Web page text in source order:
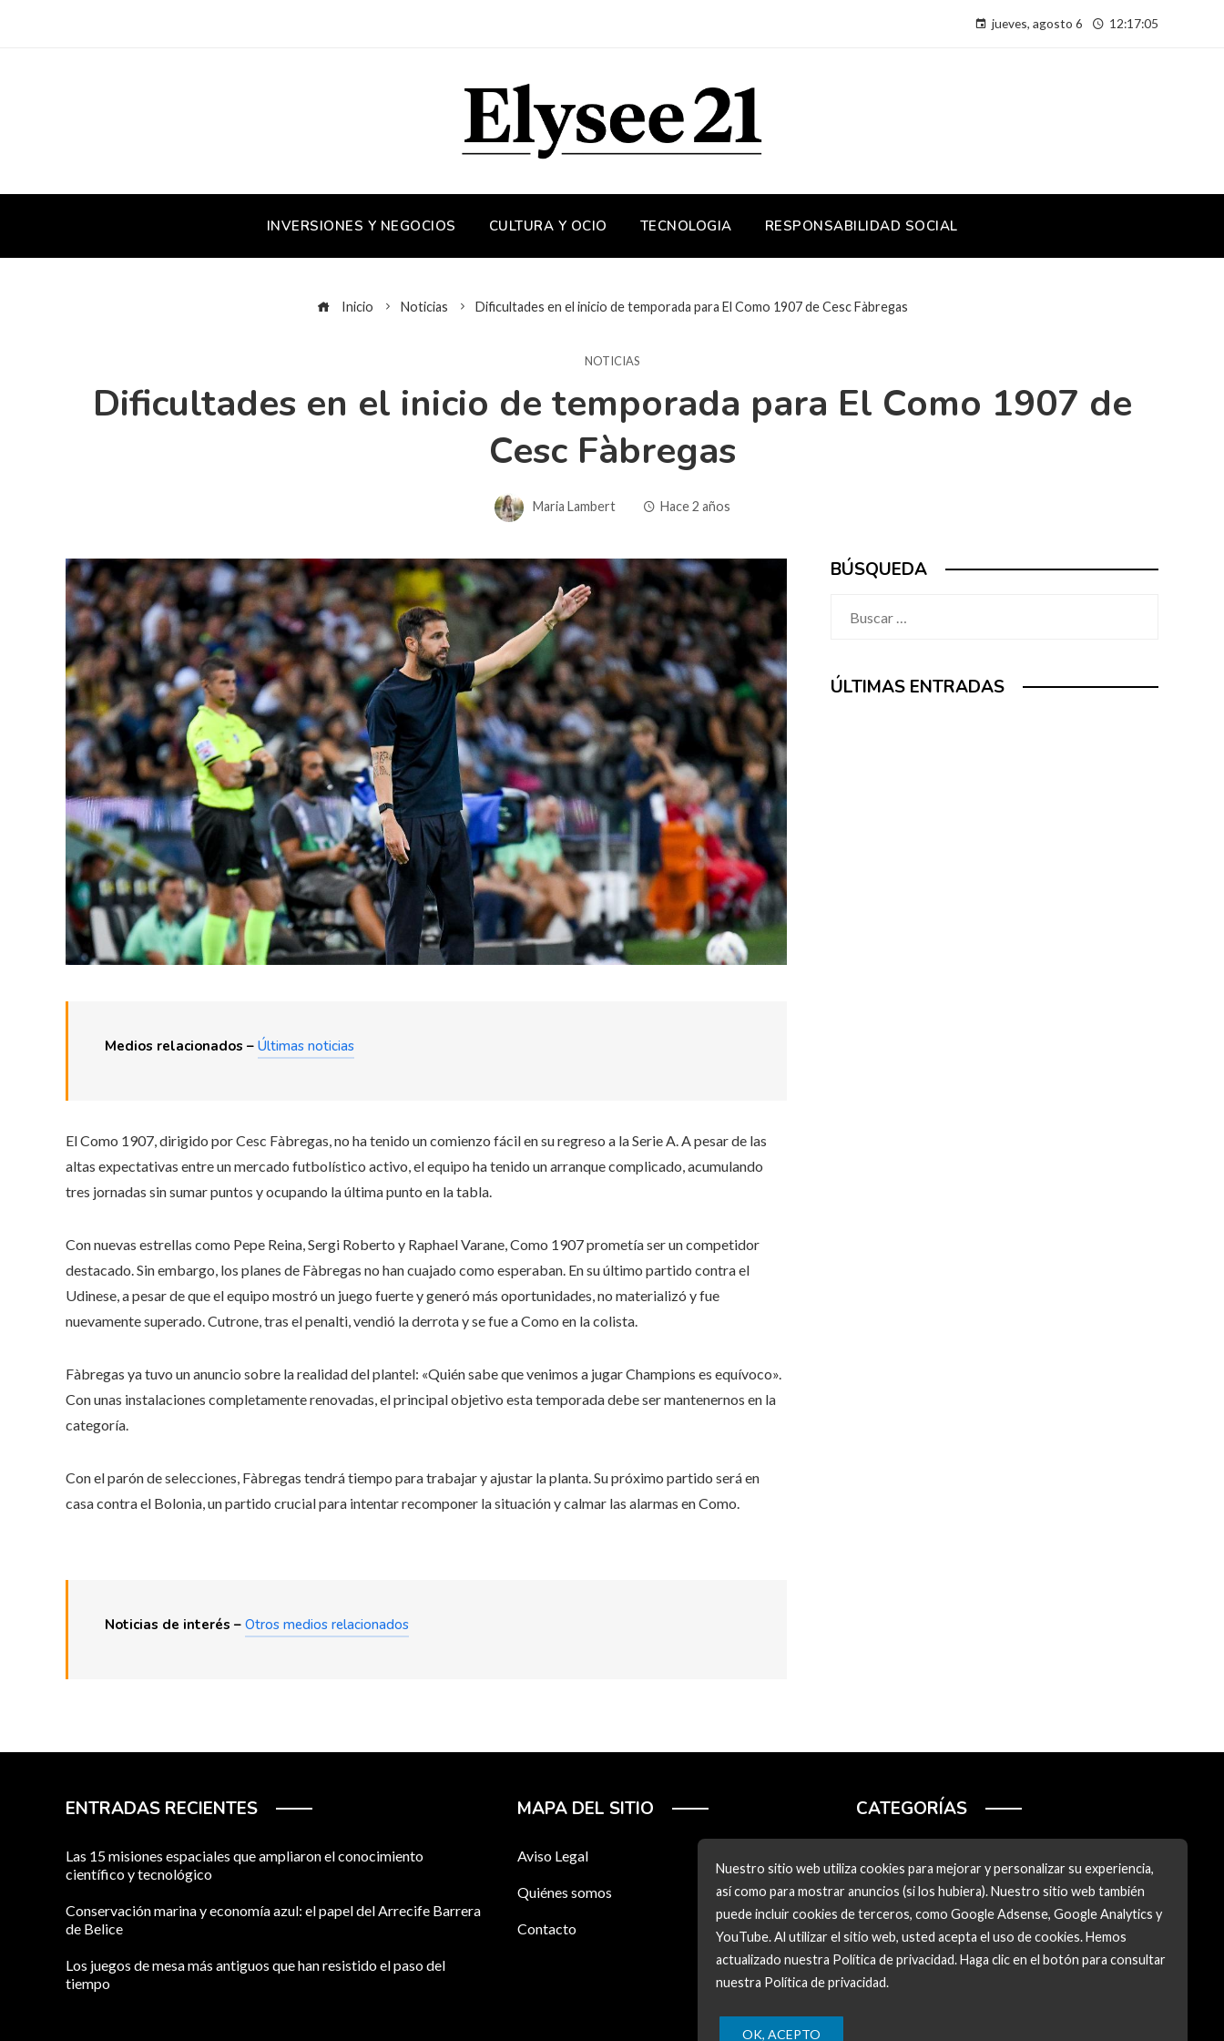
Nuestro sitio web utiliza cookies para mejorar y personalizar su experiencia,
así como para mostrar anuncios (si los hubiera). Nuestro sitio web también
puede incluir cookies de terceros, como Google Adsense, Google Analytics y
YouTube. Al utilizar el sitio web, usted acepta el uso de cookies. Hemos
actualizado nuestra Política de privacidad. Haga clic en el botón para consultar
nuestra Política de privacidad.
OK, ACEPTO
jueves, agosto 6 12:17:06
INVERSIONES Y NEGOCIOS CULTURA Y OCIO TECNOLOGIA RESPONSABILIDAD SOCIAL
Inicio Noticias Dificultades en el inicio de temporada para El Como 1907 de Cesc Fàbregas
NOTICIAS
Dificultades en el inicio de temporada para El Como 1907 de
Cesc Fàbregas
Maria Lambert Hace 2 años
Medios relacionados – Últimas noticias
El Como 1907, dirigido por Cesc Fàbregas, no ha tenido un comienzo fácil en su regreso a la Serie A. A pesar de las
altas expectativas entre un mercado futbolístico activo, el equipo ha tenido un arranque complicado, acumulando
tres jornadas sin sumar puntos y ocupando la última punto en la tabla.
Con nuevas estrellas como Pepe Reina, Sergi Roberto y Raphael Varane, Como 1907 prometía ser un competidor
destacado. Sin embargo, los planes de Fàbregas no han cuajado como esperaban. En su último partido contra el
Udinese, a pesar de que el equipo mostró un juego fuerte y generó más oportunidades, no materializó y fue
nuevamente superado. Cutrone, tras el penalti, vendió la derrota y se fue a Como en la colista.
Fàbregas ya tuvo un anuncio sobre la realidad del plantel: «Quién sabe que venimos a jugar Champions es equívoco».
Con unas instalaciones completamente renovadas, el principal objetivo esta temporada debe ser mantenernos en la
categoría.
Con el parón de selecciones, Fàbregas tendrá tiempo para trabajar y ajustar la planta. Su próximo partido será en
casa contra el Bolonia, un partido crucial para intentar recomponer la situación y calmar las alarmas en Como.
Noticias de interés – Otros medios relacionados
BÚSQUEDA
ÚLTIMAS ENTRADAS
ENTRADAS RECIENTES
Las 15 misiones espaciales que ampliaron el conocimiento
científico y tecnológico
Conservación marina y economía azul: el papel del Arrecife Barrera
de Belice
Los juegos de mesa más antiguos que han resistido el paso del
tiempo
MAPA DEL SITIO
Aviso Legal
Quiénes somos
Contacto
CATEGORÍAS
Cultura y ocio
Inversiones y negocios
Responsabilidad social